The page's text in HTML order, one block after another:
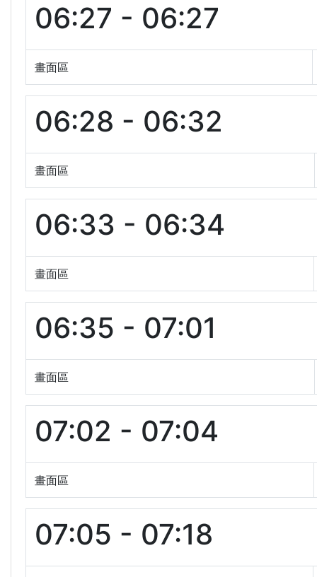
06:27 - 06:27
畫面區
06:28 - 06:32
畫面區
06:33 - 06:34
畫面區
06:35 - 07:01
畫面區
07:02 - 07:04
畫面區
07:05 - 07:18